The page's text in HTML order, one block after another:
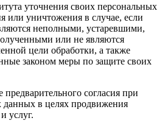
уточнения своих персональных
или уничтожения в случае, если
неполными, устаревшими,
или не являются
цели обработки, а также
законом меры по защите своих
согласия при
данных в целях продвижения
услуг.